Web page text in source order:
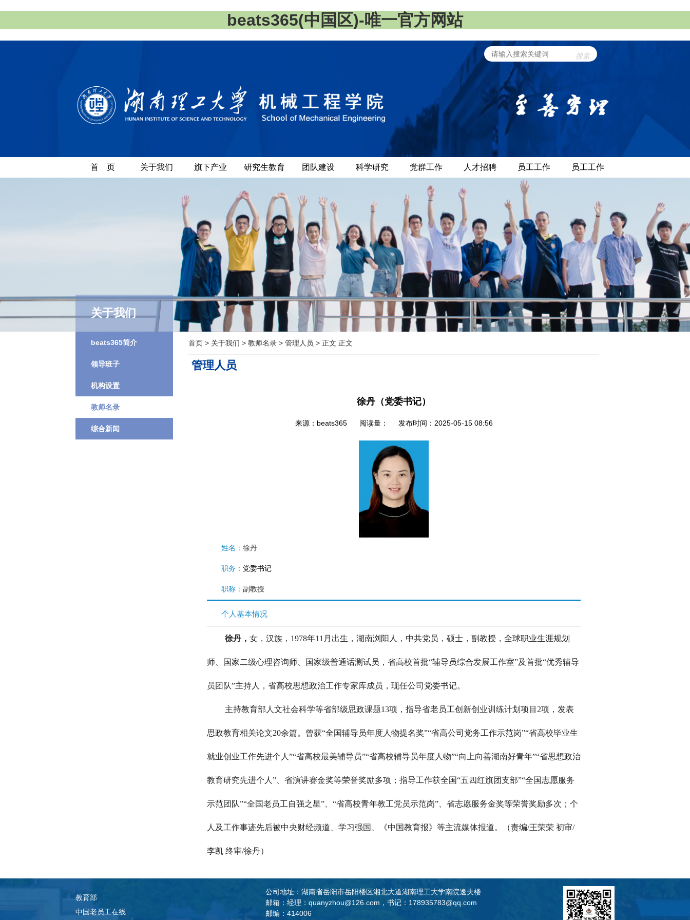
beats365(中国区)-唯一官方网站
搜索
首 页 关于我们 旗下产业 研究生教育 团队建设 科学研究 党群工作 人才招聘 员工工作 员工工作
关于我们
beats365简介
领导班子
机构设置
教师名录
综合新闻
首页 > 关于我们 > 教师名录 > 管理人员 > 正文 正文
管理人员
徐丹（党委书记）
来源：beats365 阅读量： 发布时间：2025-05-15 08:56
姓名： 徐丹
职务 ： 党委书记
职称 ： 副教授
个人基本情况
徐丹，女，汉族，1978年11月出生，湖南浏阳人，中共党员，硕士，副教授，全球职业生涯规划
师、国家二级心理咨询师、国家级普通话测试员，省高校首批“辅导 员综合发展工作室”及首批“优秀辅导
员团队”主持人，省高校思想政治工作专家库成员，现任公司党委书记。
主持教育部人文社会科学等省部级思政课题13项，指导省老员工创新创业训练计划项目2项，发表
思政教育相关论文20余篇。曾获“全国辅导员年度人物提名奖”“省高公司党务工作示范岗”“省高校毕业生
就业创业工作先进个人 ”“省高校最美辅导员”“省高校辅导员年度人物”“向上向善湖南好青年”“省思想政治
教育研究先进个人”、省演讲赛金奖等荣誉奖励多项；指导工作获全国“五四红旗团支部”“全国志愿服务
示范团队”“全国老员工自强之星”、“省高校青年教工党员示范岗”、省志愿服务金奖等荣誉奖励多次；个
人及工作事迹先后被中央财经频道、学习强国、《中国教育报》等主流媒体报道。（责编/王荣荣 初审/
李凯 终审/徐丹）
教育部
中国老员工在线
公司地址：湖南省岳阳市岳阳楼区湘北大道湖南理工大学南院逸夫楼
邮箱：经理：quanyzhou@126.com，书记：178935783@qq.com
邮编：414006